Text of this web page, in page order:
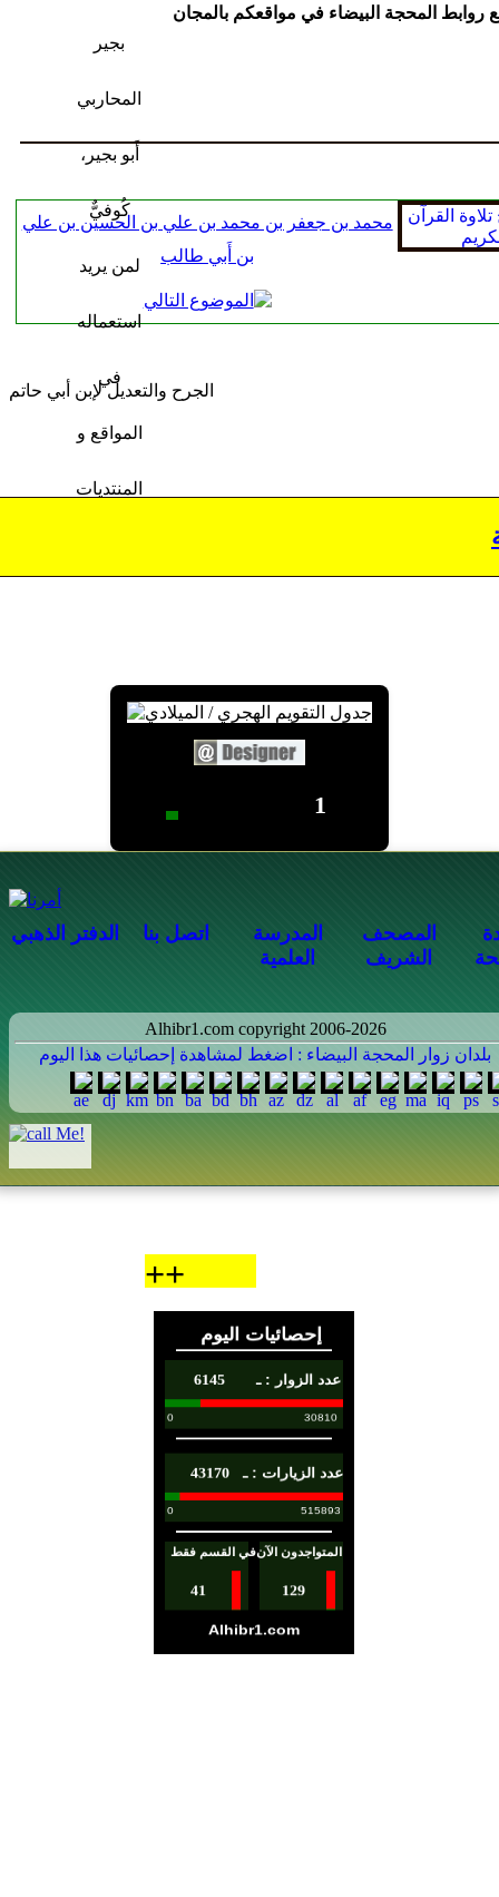
روابط المحجة البيضاء في مواقعكم بالمجان
محمد بن جعفر بن محمد بن علي بن الحسين بن علي
بن أَبي طالب
الجرح والتعديل لإبن أبي حاتم
1
الدفتر الذهبي اتصل بنا
المدرسة
العلمية
المصحف
الشريف
Alhibr1.com copyright 2006-2026
بلدان زوار المحجة البيضاء : اضغط لمشاهدة إحصائيات هذا اليوم
++